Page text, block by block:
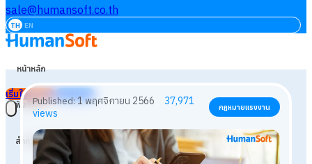
sale@humansoft.co.th
TH EN
หน้าหลัก
ฟังก์ชัน
สำหรับธุรกิจ
เริ่มใช้งานฟรี เข้าสู่ระบบ